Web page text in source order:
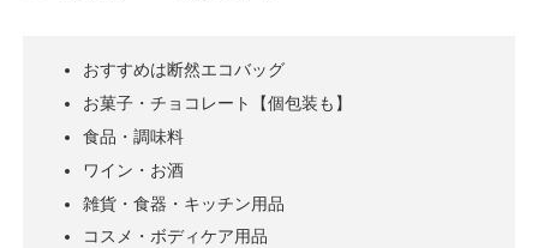
おすすめは断然エコバッグ
お菓子・チョコレート【個包装も】
食品・調味料
ワイン・お酒
雑貨・食器・キッチン用品
コスメ・ボディケア用品